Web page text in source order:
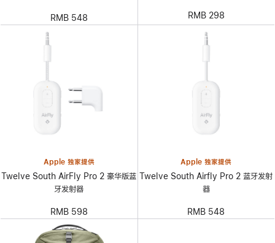
RMB 548 RMB 298
Apple 独家提供
Twelve South AirFly Pro 2 豪华版蓝
牙发射器
RMB 598
Apple 独家提供
Twelve South Airfly Pro 2 蓝牙发射
器
RMB 548